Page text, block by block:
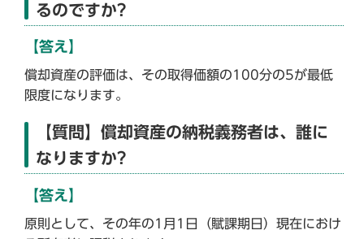
るのですか?
【答え】
償却資産の評価は、その取得価額の100分の5が最低
限度になります。
【質問】償却資産の納税義務者は、誰に
なりますか?
【答え】
原則として、その年の1月1日（賦課期日）現在におけ